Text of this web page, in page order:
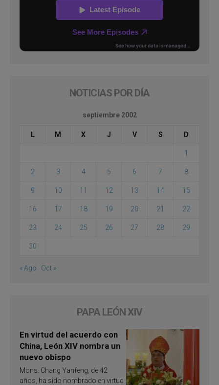
NOTICIAS POR DÍA
septiembre 2002
L M X J V S D
1
2 3 4 5 6 7 8
9 10 11 12 13 14 15
16 17 18 19 20 21 22
23 24 25 26 27 28 29
30
« Ago Oct »
PAPA LEÓN XIV
En virtud del acuerdo con
China, León XIV nombra un
nuevo obispo
Mons. Chang Yanfeng, de 42
años, ha sido nombrado en virtud